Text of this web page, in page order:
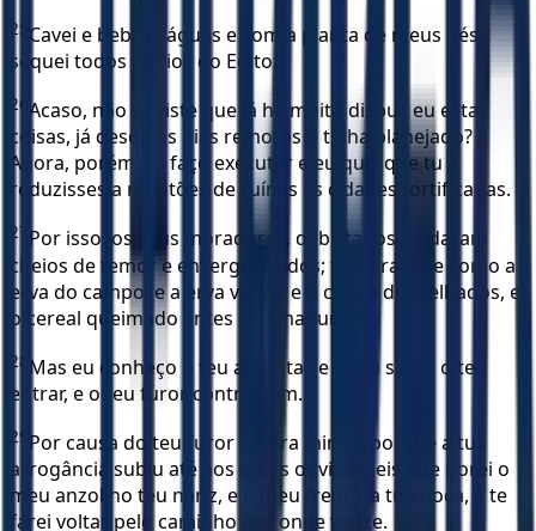
25 Cavei e bebi as águas e com a planta de meus pés
sequei todos os rios do Egito.
26 Acaso, não ouviste que já há muito dispus eu estas
coisas, já desde os dias remotos o tinha planejado?
Agora, porém, as faço executar e eu quis que tu
reduzisses a montões de ruínas as cidades fortificadas.
27 Por isso, os seus moradores, debilitados, andaram
cheios de temor e envergonhados; tornaram-se como a
erva do campo, e a erva verde, e o capim dos telhados, e
o cereal queimado antes de amadurecer.
28 Mas eu conheço o teu assentar, e o teu sair, e o teu
entrar, e o teu furor contra mim.
29 Por causa do teu furor contra mim, e porque a tua
arrogância subiu até aos meus ouvidos, eis que porei o
meu anzol no teu nariz, e o meu freio, na tua boca, e te
farei voltar pelo caminho por onde vieste.